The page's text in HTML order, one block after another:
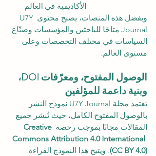
الأكاديمية في العالم
وبفضل هذه المنصات، يصبح محتوى U7Y
Journal متاحًا للباحثين والمؤسسات وصنّاع
السياسات في مختلف التخصصات وعلى
مستوى العالم.
الوصول المفتوح، ومعرّفات DOI،
وبنية داعمة للمؤلفين
تعتمد مجلة U7Y Journal نموذج النشر
بالوصول المفتوح الكامل، حيث تُنشر جميع
المقالات مجانًا بموجب رخصة Creative
Commons Attribution 4.0 International
(CC BY 4.0). ويتيح هذا النموذج القراءة